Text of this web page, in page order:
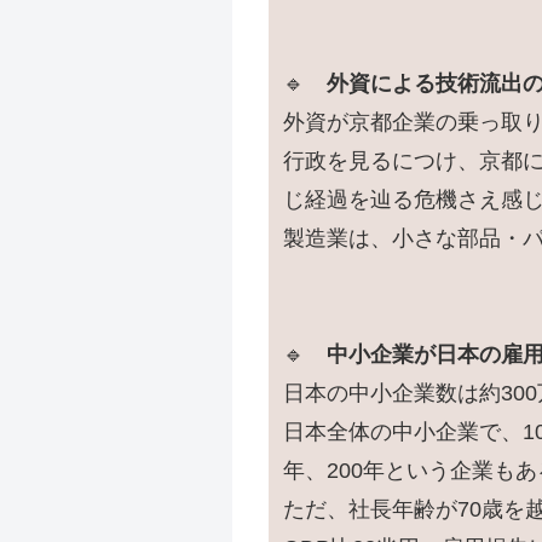
🔹 外資による技術流出
外資が京都企業の乗っ取
行政を見るにつけ、京都
じ経過を辿る危機さえ感
製造業は、小さな部品・
🔹 中小企業が日本の雇
日本の中小企業数は約
日本全体の中小企業で、
年、200年という企業もあ
ただ、社長年齢が70歳を